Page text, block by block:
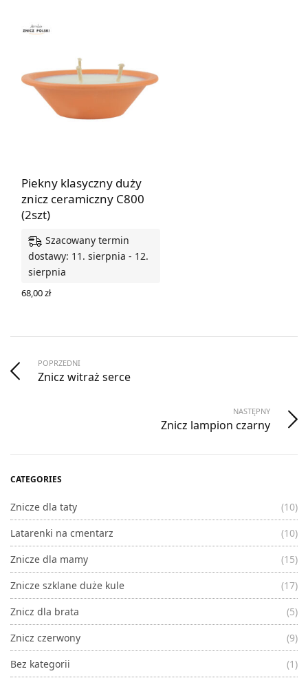
Piekny klasyczny duży
znicz ceramiczny C800
(2szt)
Szacowany termin
dostawy: 11. sierpnia - 12.
sierpnia
68,00zł
POPRZEDNI
Znicz witraż serce
NASTĘPNY
Znicz lampion czarny
CATEGORIES
Znicze dla taty
(10)
Latarenki na cmentarz
(10)
Znicze dla mamy
(15)
Znicze szklane duże kule
(17)
Znicz dla brata
(5)
Znicz czerwony
(9)
Bez kategorii
(1)